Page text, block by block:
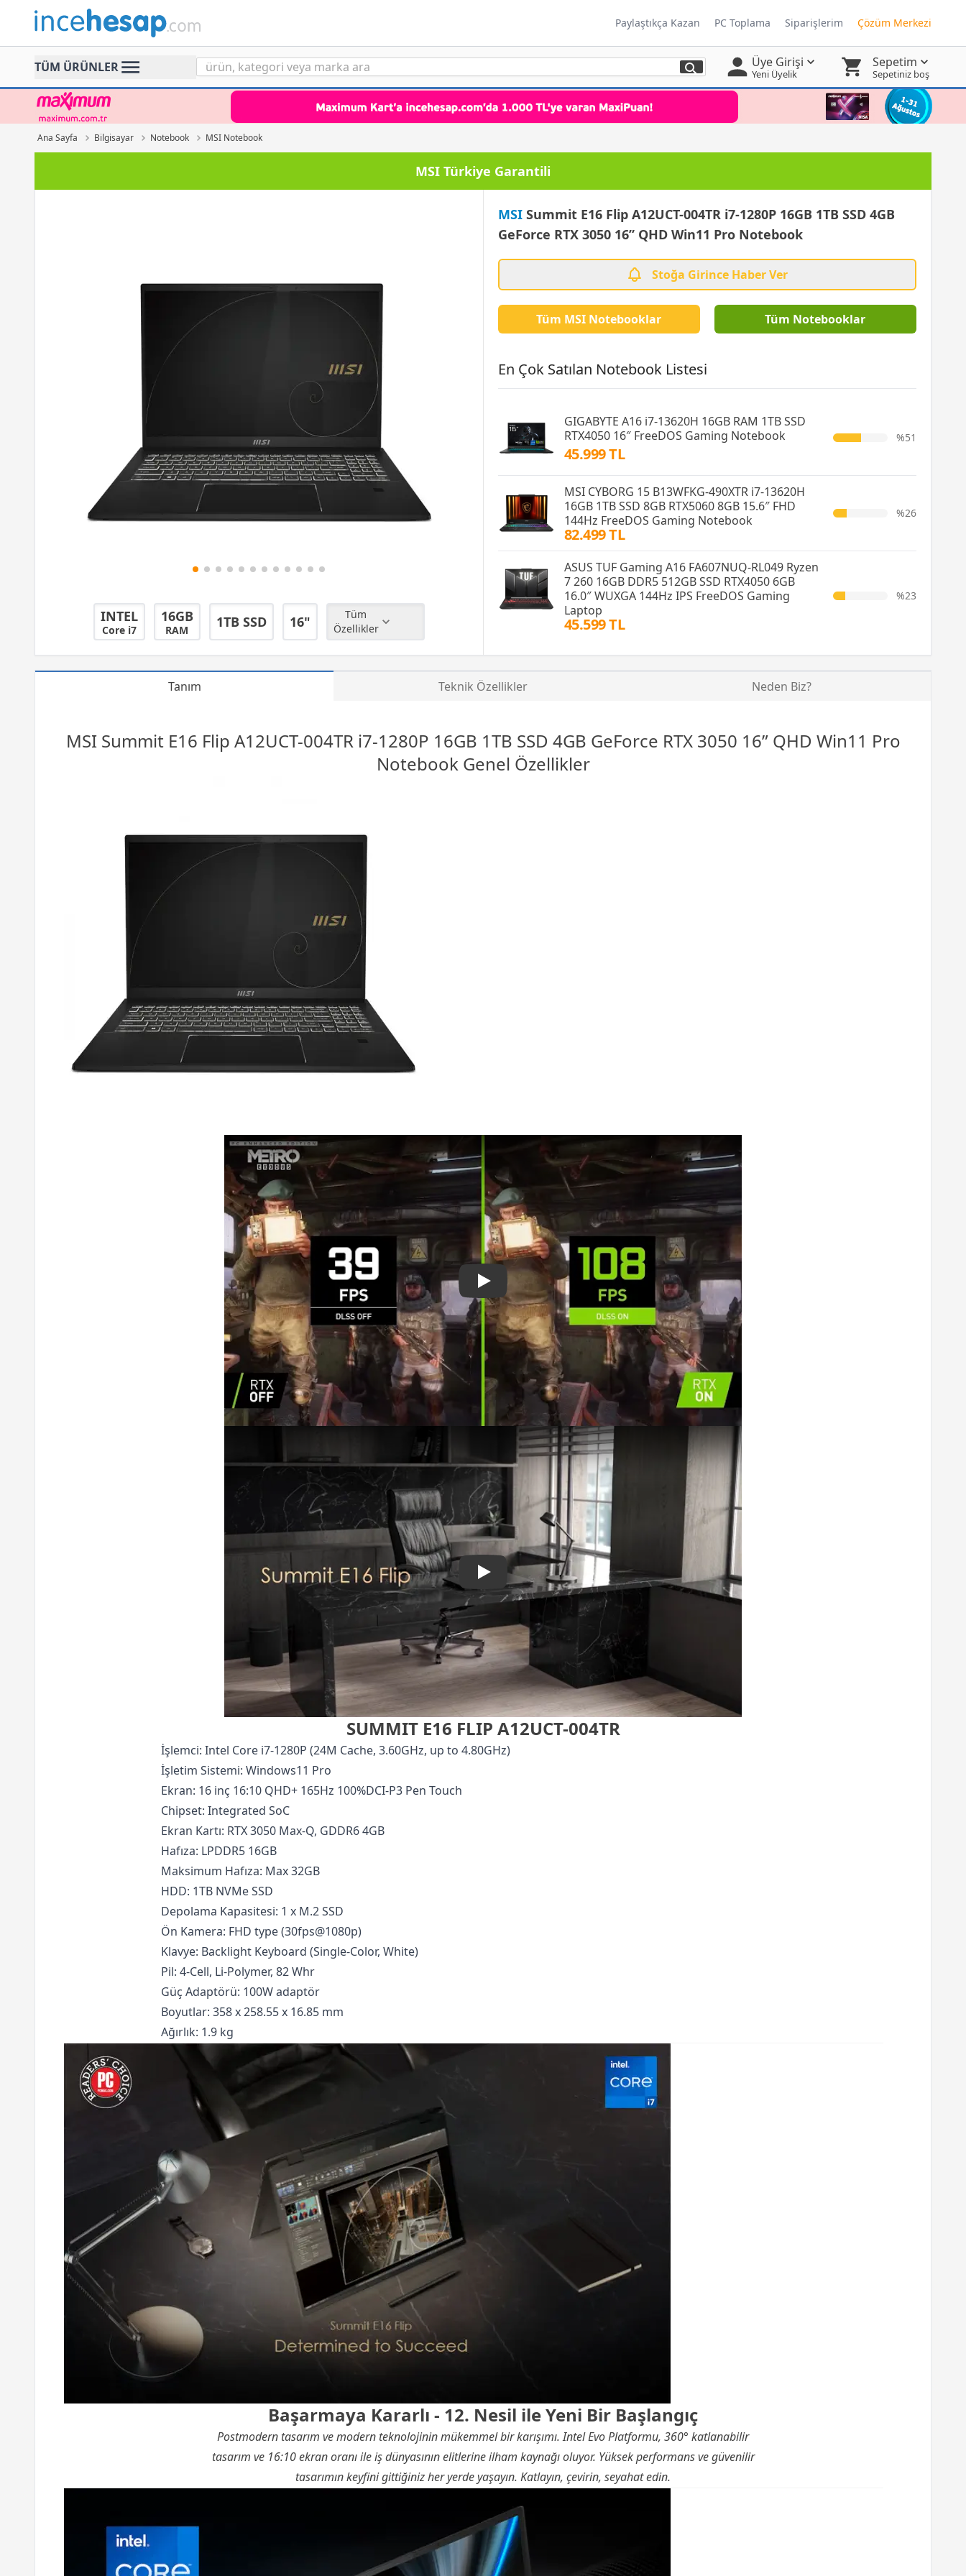
Incehesap Paylaştıkça Kazan PC Toplama Siparişlerim Çözüm Merkezi
TÜM ÜRÜNLER Üye Girişi
Yeni Üyelik
Sepetim
Sepetiniz boş
Ana Sayfa Bilgisayar Notebook MSI Notebook
MSISummit E16 Flip A12UCT-004TR i7-1280P 16GB 1TB SSD 4GB
GeForce RTX 3050 16” QHD Win11 Pro Notebook
INTEL
Core i7
16GB
RAM 1TB SSD 16"
Tüm
Özellikler
Stoğa Girince Haber Ver
Tüm MSI Notebooklar Tüm Notebooklar
En Çok Satılan Notebook Listesi
GIGABYTE A16 i7-13620H 16GB RAM 1TB SSD
RTX4050 16″ FreeDOS Gaming Notebook
45.999 TL
%51
MSI CYBORG 15 B13WFKG-490XTR i7-13620H
16GB 1TB SSD 8GB RTX5060 8GB 15.6″ FHD
144Hz FreeDOS Gaming Notebook
82.499 TL
%26
ASUS TUF Gaming A16 FA607NUQ-RL049 Ryzen
7 260 16GB DDR5 512GB SSD RTX4050 6GB
16.0″ WUXGA 144Hz IPS FreeDOS Gaming
Laptop
45.599 TL
%23
Tanım Teknik Özellikler Neden Biz?
MSI Summit E16 Flip A12UCT-004TR i7-1280P 16GB 1TB SSD 4GB GeForce RTX 3050 16” QHD Win11 Pro
Notebook Genel Özellikler
MSI Summit E16 Flip A12UCT-004TR 16” QHD Notebook
MSI Summit E16 Flip A12UCT-004TR 16” QHD Notebook
SUMMIT E16 FLIP A12UCT-004TR
İşlemci: Intel Core i7-1280P (24M Cache, 3.60GHz, up to 4.80GHz)
İşletim Sistemi: Windows11 Pro
Ekran: 16 inç 16:10 QHD+ 165Hz 100%DCI-P3 Pen Touch
Chipset: Integrated SoC
Ekran Kartı: RTX 3050 Max-Q, GDDR6 4GB
Hafıza: LPDDR5 16GB
Maksimum Hafıza: Max 32GB
HDD: 1TB NVMe SSD
Depolama Kapasitesi: 1 x M.2 SSD
Ön Kamera: FHD type (30fps@1080p)
Klavye: Backlight Keyboard (Single-Color, White)
Pil: 4-Cell, Li-Polymer, 82 Whr
Güç Adaptörü: 100W adaptör
Boyutlar: 358 x 258.55 x 16.85 mm
Ağırlık: 1.9 kg
Başarmaya Kararlı - 12. Nesil ile Yeni Bir Başlangıç
Postmodern tasarım ve modern teknolojinin mükemmel bir karışımı. Intel Evo Platformu, 360° katlanabilir
tasarım ve 16:10 ekran oranı ile iş dünyasının elitlerine ilham kaynağı oluyor. Yüksek performans ve güvenilir
tasarımın keyfini gittiğiniz her yerde yaşayın. Katlayın, çevirin, seyahat edin.